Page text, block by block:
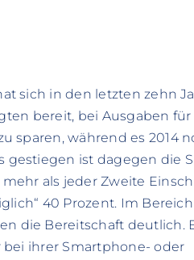
sich in den letzten zehn
bereit, bei Ausgaben
sparen, während es 2014
gestiegen ist dagegen die
als jeder Zweite
40 Prozent. Im
die Bereitschaft deutlich.
ihrer Smartphone- oder